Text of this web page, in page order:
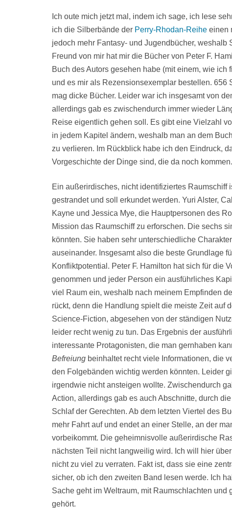
Ich oute mich jetzt mal, indem ich sage, ich lese
ich die Silberbände der Perry-Rhodan-Reihe einen
jedoch mehr Fantasy- und Jugendbücher,
Freund von mir hat mir die Bücher von Peter F.
Buch des Autors gesehen habe (mit einem, wie
und es mir als Rezensionsexemplar bestellen.
mag dicke Bücher. Leider war ich insgesamt von
allerdings gab es zwischendurch immer wieder
Reise eigentlich gehen soll. Es gibt eine Vielzahl
in jedem Kapitel ändern, weshalb man an dem
zu verlieren. Im Rückblick habe ich den Eindruck,
Vorgeschichte der Dinge sind, die da noch kommen.
Ein außerirdisches, nicht identifiziertes
gestrandet und soll erkundet werden. Yuri Alster,
Kayne und Jessica Mye, die Hauptpersonen des
Mission das Raumschiff zu erforschen. Die sechs
könnten. Sie haben sehr unterschiedliche
auseinander. Insgesamt also die beste Grundlage
Konfliktpotential. Peter F. Hamilton hat sich für die
genommen und jeder Person ein ausführliches
viel Raum ein, weshalb nach meinem Empfinden
rückt, denn die Handlung spielt die meiste Zeit auf
Science-Fiction, abgesehen von der ständigen
leider recht wenig zu tun. Das Ergebnis der
interessante Protagonisten, die man gernhaben
Befreiung beinhaltet recht viele Informationen, die
den Folgebänden wichtig werden könnten. Leider
irgendwie nicht ansteigen wollte. Zwischendurch
Action, allerdings gab es auch Abschnitte, durch
Schlaf der Gerechten. Ab dem letzten Viertel des
mehr Fahrt auf und endet an einer Stelle, an der
vorbeikommt. Die geheimnisvolle außerirdische
nächsten Teil nicht langweilig wird. Ich will hier
nicht zu viel zu verraten. Fakt ist, dass sie eine
sicher, ob ich den zweiten Band lesen werde. Ich
Sache geht im Weltraum, mit Raumschlachten und
gehört.